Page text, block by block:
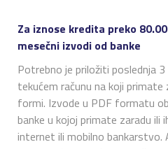
Za iznose kredita preko
mesečni izvodi od banke
Potrebno je priložiti poslednja
tekućem računu na koji
formi. Izvode u PDF formatu
banke u kojoj primate zaradu ili
internet ili mobilno bankarstvo.